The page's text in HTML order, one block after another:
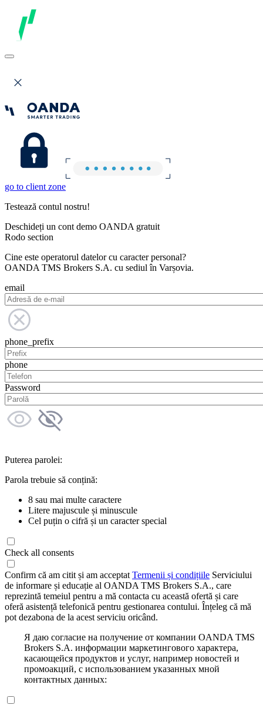
go to client zone
Testează contul nostru!
Deschideți un cont demo OANDA gratuit
Rodo section
Cine este operatorul datelor cu caracter personal?
OANDA TMS Brokers S.A. cu sediul în Varșovia.
email
phone_prefix
phone
Password
Puterea parolei:
Parola trebuie să conțină:
8 sau mai multe caractere
Litere majuscule și minuscule
Cel puțin o cifră și un caracter special
Check all consents
Confirm că am citit și am acceptat Termenii și condițiile Serviciului
de informare și educație al OANDA TMS Brokers S.A., care
reprezintă temeiul pentru a mă contacta cu această ofertă și care
oferă asistență telefonică pentru gestionarea contului. Înțeleg că mă
pot dezabona de la acest serviciu oricând.
Я даю согласие на получение от компании OANDA TMS
Brokers S.A. информации маркетингового характера,
касающейся продуктов и услуг, например новостей и
промоакций, с использованием указанных мной
контактных данных: